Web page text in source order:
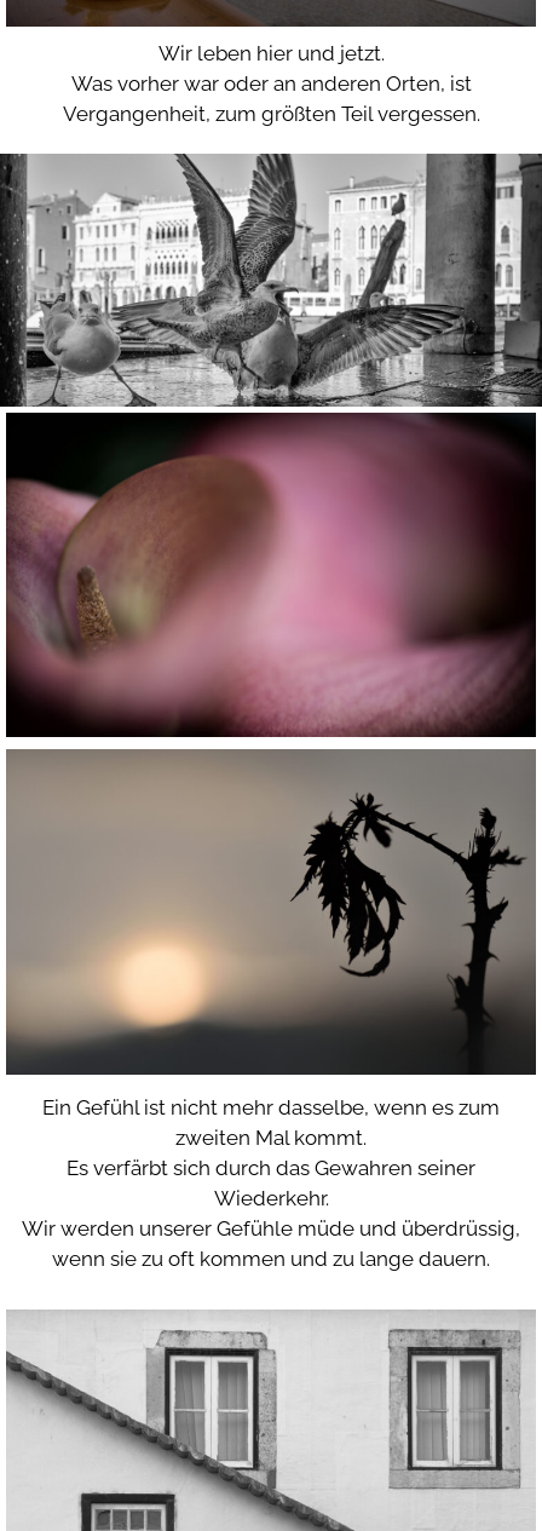
Wir leben hier und jetzt.
Was vorher war oder an anderen Orten, ist
Vergangenheit, zum größten Teil vergessen.
Ein Gefühl ist nicht mehr dasselbe, wenn es zum
zweiten Mal kommt.
Es verfärbt sich durch das Gewahren seiner
Wiederkehr.
Wir werden unserer Gefühle müde und überdrüssig,
wenn sie zu oft kommen und zu lange dauern.